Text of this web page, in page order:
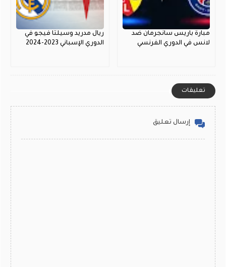
مبارة باريس سانجرمان ضد
لانس في الدوري الفرنسي
ريال مدريد وسيلتا فيجو في
الدوري الإسباني 2023-2024
تعليقات
إرسال تعليق